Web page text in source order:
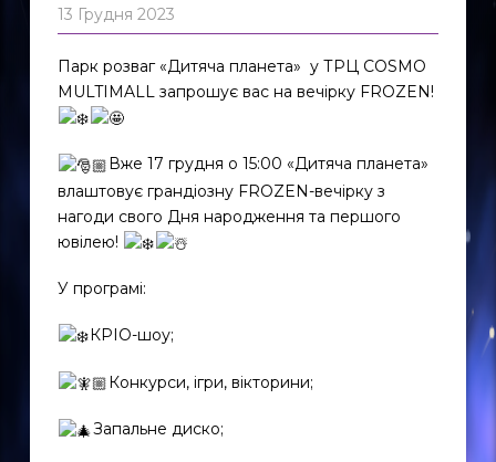
13 Грудня 2023
Парк розваг «Дитяча планета» у ТРЦ COSMO
MULTIMALL запрошує вас на вечірку FROZEN!
Вже 17 грудня о 15:00 «Дитяча планета»
влаштовує грандіозну FROZEN-вечірку з
нагоди свого Дня народження та першого
ювілею!
У програмі:
КРІО-шоу;
Конкурси, ігри, вікторини;
Запальне диско;